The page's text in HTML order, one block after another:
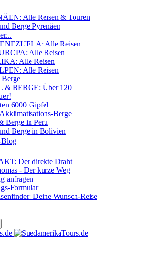
Alle Reisen & Touren
Berge Pyrenäen
Alle Reisen
Alle Reisen
Alle Reisen
Alle Reisen
& BERGE: Über 120
6000-Gipfel
Berge
Berge in Peru
Berge in Bolivien
Der direkte Draht
- Der kurze Weg
anfragen
Formular
Deine Wunsch-Reise